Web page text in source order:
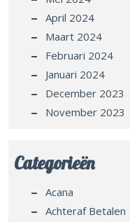
April 2024
Maart 2024
Februari 2024
Januari 2024
December 2023
November 2023
Categorieën
Acana
Achteraf Betalen